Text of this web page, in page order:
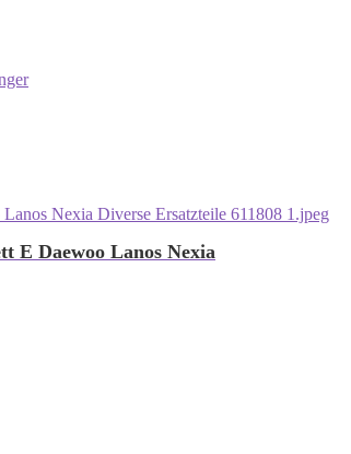
E Daewoo Lanos Nexia